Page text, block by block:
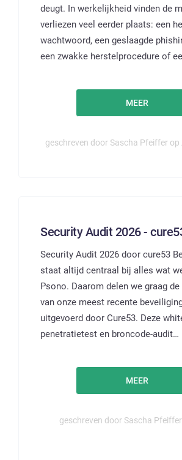
deugt. In werkelijkheid vinden de
verliezen veel eerder plaats: een
wachtwoord, een geslaagde
een zwakke herstelprocedure of
MEER
geschreven door Sascha Pfeiffer op
Security Audit 2026 -
Security Audit 2026 door cure53
staat altijd centraal bij alles wat
Psono. Daarom delen we graag
van onze meest recente
uitgevoerd door Cure53. Deze
penetratietest en broncode-audit…
MEER
geschreven door Sascha